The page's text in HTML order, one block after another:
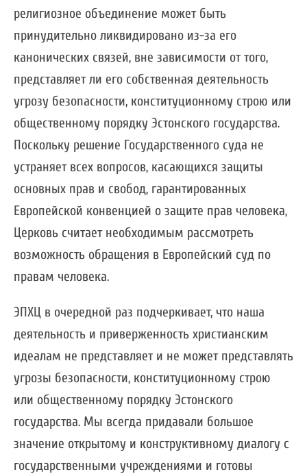
религиозное объединение может быть
принудительно ликвидировано из-за его
канонических связей, вне зависимости от того,
представляет ли его собственная деятельность
угрозу безопасности, конституционному строю или
общественному порядку Эстонского государства.
Поскольку решение Государственного суда не
устраняет всех вопросов, касающихся защиты
основных прав и свобод, гарантированных
Европейской конвенцией о защите прав человека,
Церковь считает необходимым рассмотреть
возможность обращения в Европейский суд по
правам человека.
ЭПХЦ в очередной раз подчеркивает, что наша
деятельность и приверженность христианским
идеалам не представляет и не может представлять
угрозы безопасности, конституционному строю
или общественному порядку Эстонского
государства. Мы всегда придавали большое
значение открытому и конструктивному диалогу с
государственными учреждениями и готовы